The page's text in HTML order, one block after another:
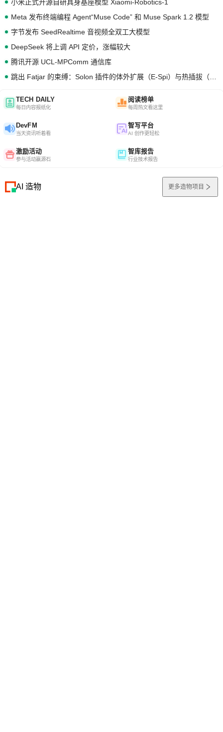
小米正式开源自研具身基座模型 Xiaomi-Robotics-1
Meta 发布终端编程 Agent“Muse Code” 和 Muse Spark 1.2 模型
字节发布 SeedRealtime 音视频全双工大模型
DeepSeek 将上调 API 定价，涨幅较大
腾讯开源 UCL-MPComm 通信库
TECH DAILY
每日内容报纸化
阅读榜单
每周热文看这里
DevFM
当天资讯听着看
智写平台
AI 创作更轻松
激励活动
参与活动赢源石
智库报告
行业技术报告
AI 造物 更多造物项目